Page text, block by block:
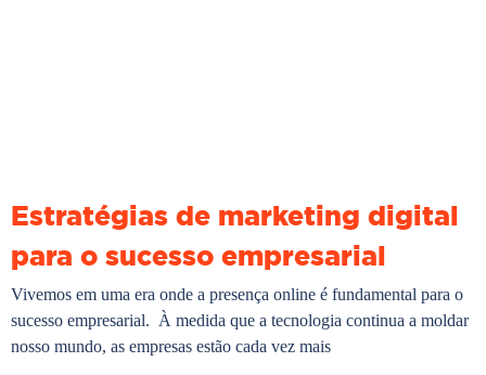
Estratégias de marketing digital
para o sucesso empresarial
Vivemos em uma era onde a presença online é fundamental para o
sucesso empresarial. À medida que a tecnologia continua a moldar
nosso mundo, as empresas estão cada vez mais